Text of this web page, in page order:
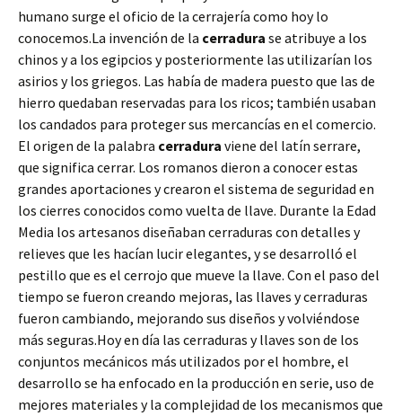
humano surge el oficio de la cerrajería como hoy lo
conocemos.La invención de la cerradura se atribuye a los
chinos y a los egipcios y posteriormente las utilizarían los
asirios y los griegos. Las había de madera puesto que las de
hierro quedaban reservadas para los ricos; también usaban
los candados para proteger sus mercancías en el comercio.
El origen de la palabra cerradura viene del latín serrare,
que significa cerrar. Los romanos dieron a conocer estas
grandes aportaciones y crearon el sistema de seguridad en
los cierres conocidos como vuelta de llave. Durante la Edad
Media los artesanos diseñaban cerraduras con detalles y
relieves que les hacían lucir elegantes, y se desarrolló el
pestillo que es el cerrojo que mueve la llave. Con el paso del
tiempo se fueron creando mejoras, las llaves y cerraduras
fueron cambiando, mejorando sus diseños y volviéndose
más seguras.Hoy en día las cerraduras y llaves son de los
conjuntos mecánicos más utilizados por el hombre, el
desarrollo se ha enfocado en la producción en serie, uso de
mejores materiales y la complejidad de los mecanismos que